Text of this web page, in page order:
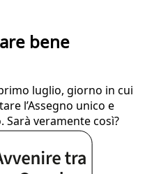
bene
luglio, giorno in cui
l’Assegno unico e
Sarà veramente così?